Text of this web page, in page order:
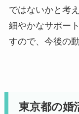
ではないかと考
細やかなサポー
すので、今後の
東京都の婚